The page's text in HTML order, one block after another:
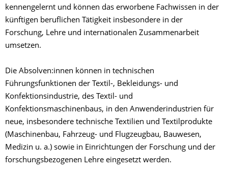
kennengelernt und können das erworbene Fachwissen in der
künftigen beruflichen Tätigkeit insbesondere in der
Forschung, Lehre und internationalen Zusammenarbeit
umsetzen.
Die Absolven:innen können in technischen
Führungsfunktionen der Textil-, Bekleidungs- und
Konfektionsindustrie, des Textil- und
Konfektionsmaschinenbaus, in den Anwenderindustrien für
neue, insbesondere technische Textilien und Textilprodukte
(Maschinenbau, Fahrzeug- und Flugzeugbau, Bauwesen,
Medizin u. a.) sowie in Einrichtungen der Forschung und der
forschungsbezogenen Lehre eingesetzt werden.